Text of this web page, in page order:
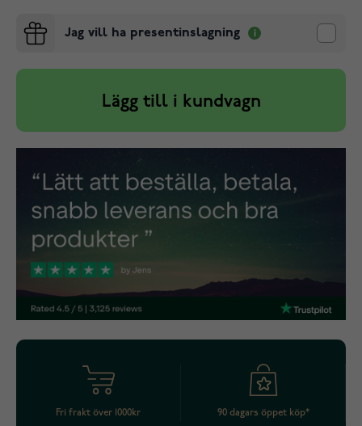
Jag vill ha presentinslagning
Lägg till i kundvagn
Fri frakt över 1000kr 90 dagars öppet köp*